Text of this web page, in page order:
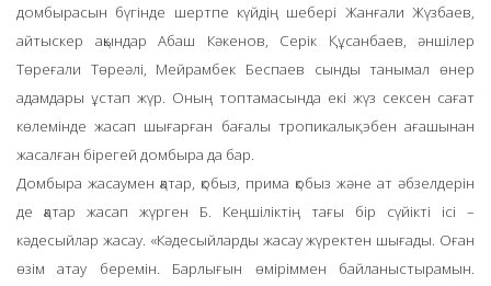
домбырасын бүгінде шертпе күйдің шебері Жанғали Жүзбаев,
айтыскер ақындар Абаш Кәкенов, Серік Құсанбаев, әншілер
Төреғали Төреәлі, Мейрамбек Беспаев сынды танымал өнер
адамдары ұстап жүр. Оның топтамасында екі жүз сексен сағат
көлемінде жасап шығарған бағалы тропикалық эбен ағашынан
жасалған бірегей домбыра да бар.
Домбыра жасаумен қатар, қобыз, прима қобыз және ат әбзелдерін
де қатар жасап жүрген Б. Кеңшіліктің тағы бір сүйікті ісі –
кәдесыйлар жасау. «Кәдесыйларды жасау жүректен шығады. Оған
өзім атау беремін. Барлығын өміріммен байланыстырамын.